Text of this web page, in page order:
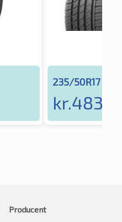
235/50R17
kr.
Producent